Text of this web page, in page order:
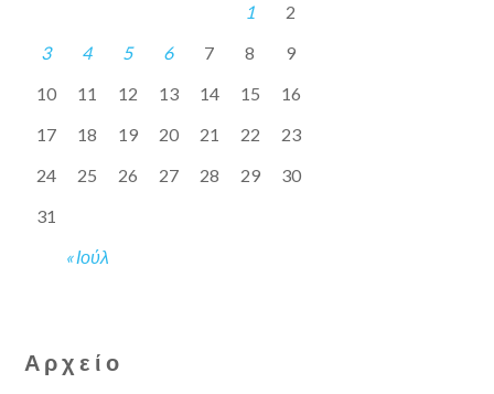
« Ιούλ
1
2
3
4 5 6 7 8
9
10
11 12 13 14 15
16
17
18 19 20 21 22
23
24
25 26 27 28 29
30
31
Αρχείο